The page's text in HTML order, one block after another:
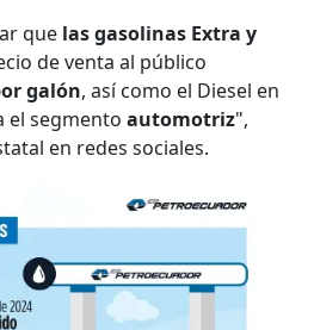
que las gasolinas Extra y
de venta al público
galón, así como el Diesel en
el segmentoautomotriz",
en redes sociales.